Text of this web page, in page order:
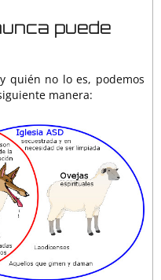
puede
quién no lo es, podemos
manera: